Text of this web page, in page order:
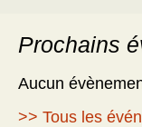
Prochains
Aucun
>> Tous les